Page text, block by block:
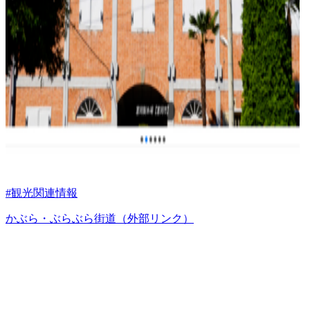
#観光関連情報
かぶら・ぶらぶら街道（外部リンク）